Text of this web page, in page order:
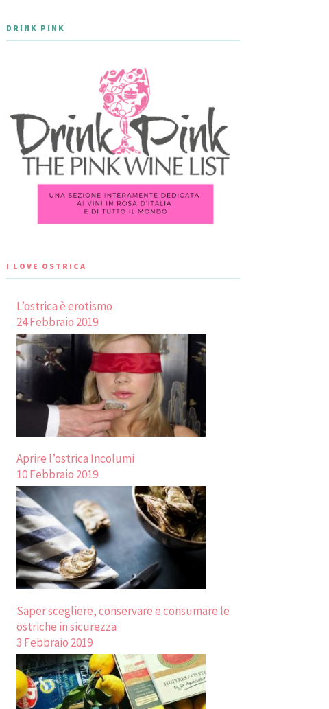
DRINK PINK
I LOVE OSTRICA
L’ostrica è erotismo
24 Febbraio 2019
Aprire l’ostrica Incolumi
10 Febbraio 2019
Saper scegliere, conservare e consumare le
ostriche in sicurezza
3 Febbraio 2019